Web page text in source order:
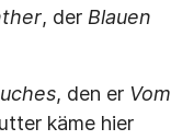
, der Blauen
, den er Vom
käme hier